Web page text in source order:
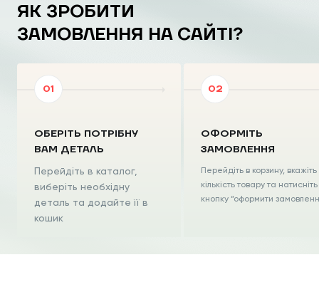
ЯК ЗРОБИТИ
ЗАМОВЛЕННЯ НА САЙТІ?
ОБЕРІТЬ ПОТРІБНУ
ВАМ ДЕТАЛЬ
Перейдіть в каталог,
виберіть необхідну
деталь та додайте її в
кошик
ОФОРМІТЬ
ЗАМОВЛЕННЯ
Перейдіть в корзину, вкажіть
кількість товару та натисніть
кнопку “оформити